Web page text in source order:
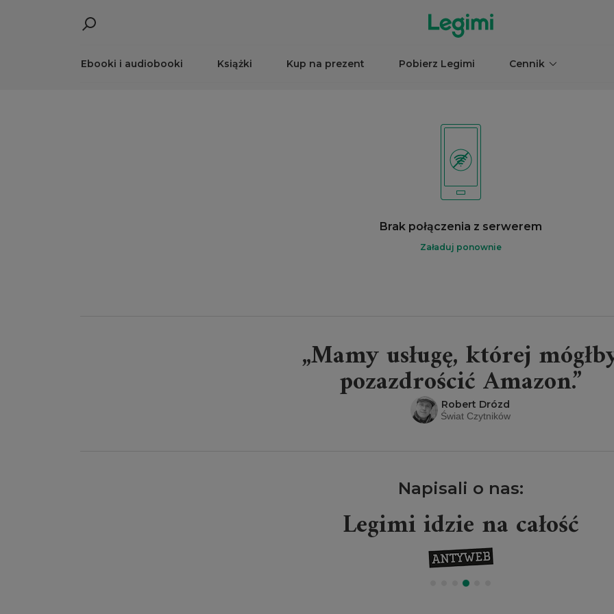
Ebooki i audiobooki Książki Kup na prezent Pobierz Legimi Cennik
Brak połączenia z serwerem
Załaduj ponownie
„Mamy usługę, której
pozazdrościć Amazon.”
Robert Drózd
Świat Czytników
Napisali o nas:
Legimi idzie na całość